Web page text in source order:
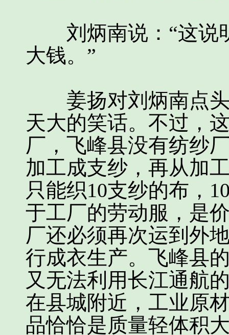
刘炳南说：“这说
大钱。”
姜扬对刘炳南点头
天大的笑话。不过，
厂，飞峰县没有纺纱
加工成支纱，再从加
只能织10支纱的布，
于工厂的劳动服，是
厂还必须再次运到外
行成衣生产。飞峰县
又无法利用长江通航
在县城附近，工业原
品恰恰是质量轻体积